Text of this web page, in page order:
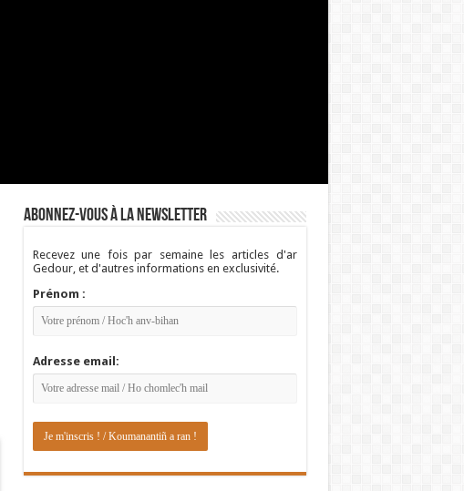
Abonnez-vous à la newsletter
Recevez une fois par semaine les articles d'ar
Gedour, et d'autres informations en exclusivité.
Prénom :
Adresse email: